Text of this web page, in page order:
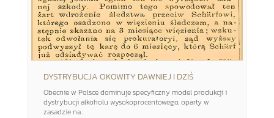
DYSTRYBUCJA OKOWITY DAWNIEJ I DZIŚ
Obecnie w Polsce dominuje specyficzny model produkcji i
dystrybucji alkoholu wysokoprocentowego, oparty w
zasadzie na...